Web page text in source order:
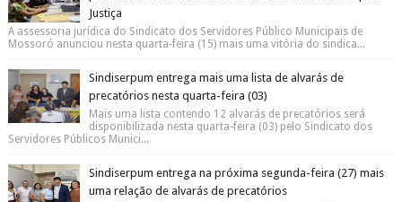
Justiça
A assessoria jurídica do Sindicato dos Servidores Público Municipais de
Mossoró anunciou nesta quarta-feira (15) mais uma vitória do sindica...
Sindiserpum entrega mais uma lista de alvarás de
precatórios nesta quarta-feira (03)
Mais uma lista contendo 12 alvarás de precatórios será
disponibilizada nesta quarta-feira (03) pelo Sindicato dos
Servidores Públicos Munici...
Sindiserpum entrega na próxima segunda-feira (27) mais
uma relação de alvarás de precatórios